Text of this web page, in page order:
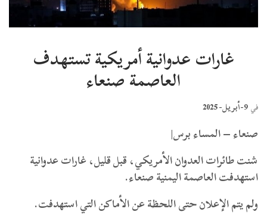
غارات عدوانية أمريكية تستهدف
العاصمة صنعاء
في 9-أبريل- 2025
صنعاء – المساء برس|
شنت طائرات العدوان الأمريكي، قبل قليل، غارات عدوانية
استهدفت العاصمة اليمنية صنعاء.
ولم يتم الإعلان حتى اللحظة عن الأماكن التي استهدفت.